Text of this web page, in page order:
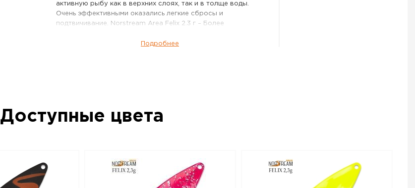
активную рыбу как в верхних слоях, так и в толще воды.
Очень эффективными оказались легкие сбросы и
подтвичивание. Norstream Area Felix 2.3 г – Более
два варианта исполнения по весу – 2,3 г и 2,0 г. Более
если активность рыбы пошла на спад, и крупные активные
приманки уже работают хуже. Norstream Area Felix 2.0 г –
совсем медленной проводке. Безусловно, эта версия
преимущественно для стоячей воды. Некрупная навеска
рыбы, ее невысокая активность, не слишком большие
Подробнее
Доступные цвета